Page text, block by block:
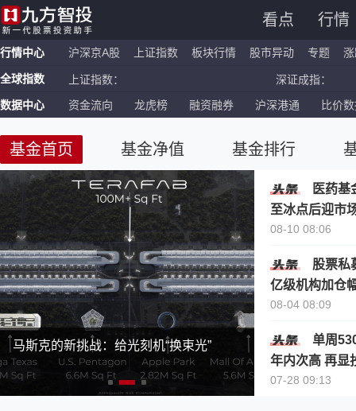
看点 行情
行情中心 沪深京A股 上证指数 板块行情 股市异动 专题
全球指数 上证指数： 深证成指：
恒生指数： 国企指数：
数据中心 资金流向 龙虎榜 融资融券 沪深港通 比价
基金首页 基金净值 基金排行
马斯克的新挑战：给光刻机“换束光”
【明日短线风
口
医药基
至冰点后迎市
08-10 08:06
股票私
亿级机构加仓
08-04 08:09
单周
年内次高 再显
07-28 09:13